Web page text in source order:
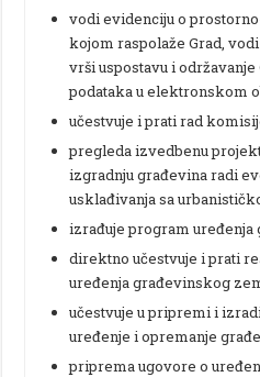
vodi evidenciju o
kojom raspolaže Grad,
vrši uspostavu i
podataka u elektronskom
učestvuje i prati rad
pregleda izvedbenu
izgradnju građevina radi
usklađivanja sa
izrađuje program
direktno učestvuje i prati
uređenja građevinskog
učestvuje u pripremi i
uređenje i opremanje
priprema ugovore o